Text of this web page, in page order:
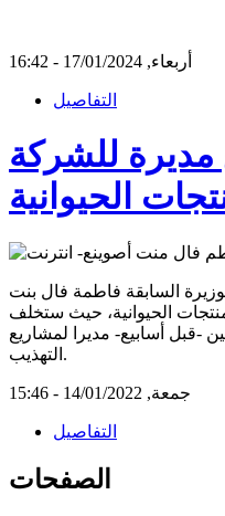
أربعاء, 17/01/2024 - 16:42
التفاصيل
مديرة للشركة
الحيوانية
السابقة فاطمة فال بنت
الحيوانية، حيث ستخلف
-قبل أسابيع- مديرا لمشاريع
التهذيب.
جمعة, 14/01/2022 - 15:46
التفاصيل
الصفحات